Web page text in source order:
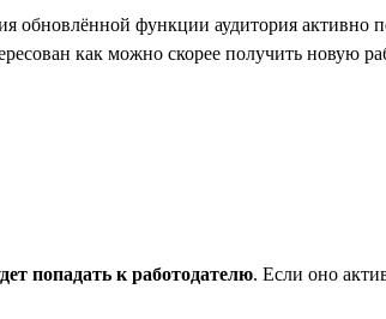
обновлённой функции аудитория активно
как можно скорее получить новую
попадать к работодателю. Если оно